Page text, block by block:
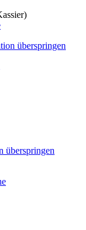
überspringen
überspringen